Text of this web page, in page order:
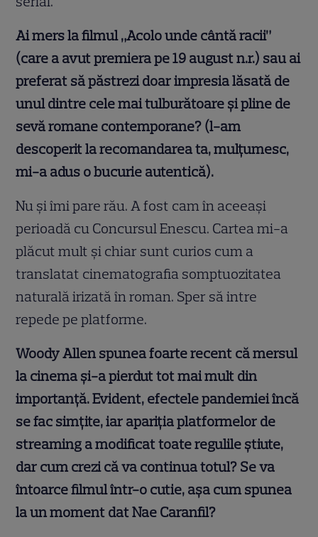
Ai mers la filmul „Acolo unde cântă racii”
(care a avut premiera pe 19 august n.r.) sau ai
preferat să păstrezi doar impresia lăsată de
unul dintre cele mai tulburătoare și pline de
sevă romane contemporane? (l-am
descoperit la recomandarea ta, mulțumesc,
mi-a adus o bucurie autentică).
Nu şi îmi pare rău. A fost cam în aceeaşi
perioadă cu Concursul Enescu. Cartea mi-a
plăcut mult şi chiar sunt curios cum a
translatat cinematografia somptuozitatea
naturală irizată în roman. Sper să intre
repede pe platforme.
Woody Allen spunea foarte recent că mersul
la cinema și-a pierdut tot mai mult din
importanță. Evident, efectele pandemiei încă
se fac simțite, iar apariția platformelor de
streaming a modificat toate regulile știute,
dar cum crezi că va continua totul? Se va
întoarce filmul într-o cutie, așa cum spunea
la un moment dat Nae Caranfil?